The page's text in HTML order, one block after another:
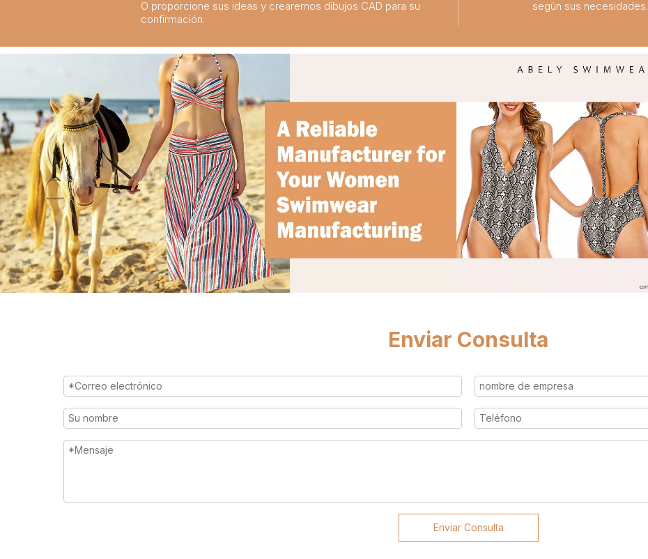
Sumérgete en el estilo: las mejores tendencias en trajes de baño para niños de la temporada
2024-02-19
Una guía completa de trajes de baño para niños: comodidad, estilo y seguridad para divertirse bajo el sol
2023-07-24
O proporcione sus ideas y crearemos dibujos CAD para su
confirmación.
según sus necesidades.
Enviar Consulta
Enviar Consulta